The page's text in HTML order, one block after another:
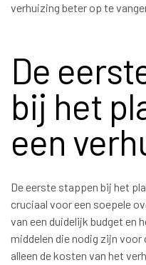
verhuizing beter op te
De
bij het
een
De eerste stappen bij het
cruciaal voor een soepele
van een duidelijk budget en
middelen die nodig zijn
alleen de kosten van het